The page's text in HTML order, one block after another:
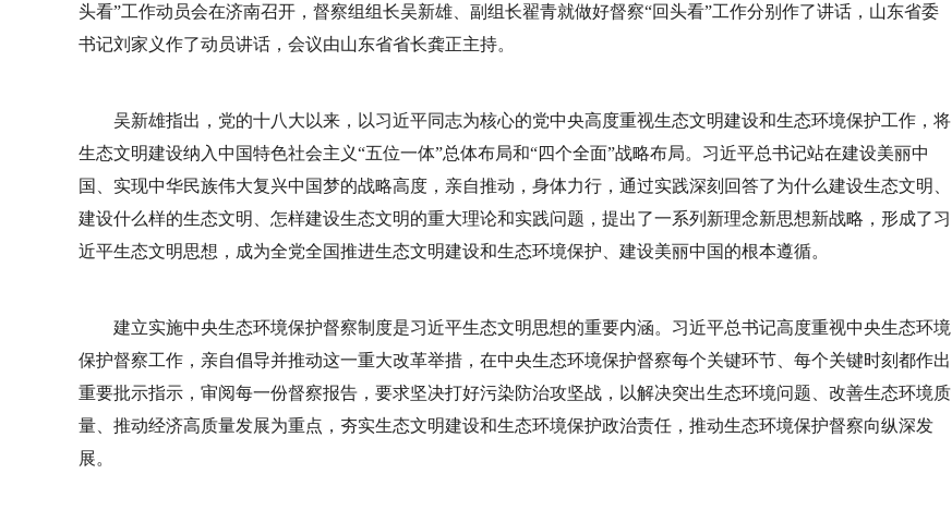
头看”工作动员会在济南召开，督察组组长吴新雄、副组长翟青就做好督察“回头看”工作分别作了讲话，山东省委
书记刘家义作了动员讲话，会议由山东省省长龚正主持。
吴新雄指出，党的十八大以来，以习近平同志为核心的党中央高度重视生态文明建设和生态环境保护工作，将
生态文明建设纳入中国特色社会主义“五位一体”总体布局和“四个全面”战略布局。习近平总书记站在建设美丽中
国、实现中华民族伟大复兴中国梦的战略高度，亲自推动，身体力行，通过实践深刻回答了为什么建设生态文明、
建设什么样的生态文明、怎样建设生态文明的重大理论和实践问题，提出了一系列新理念新思想新战略，形成了习
近平生态文明思想，成为全党全国推进生态文明建设和生态环境保护、建设美丽中国的根本遵循。
建立实施中央生态环境保护督察制度是习近平生态文明思想的重要内涵。习近平总书记高度重视中央生态环境
保护督察工作，亲自倡导并推动这一重大改革举措，在中央生态环境保护督察每个关键环节、每个关键时刻都作出
重要批示指示，审阅每一份督察报告，要求坚决打好污染防治攻坚战，以解决突出生态环境问题、改善生态环境质
量、推动经济高质量发展为重点，夯实生态文明建设和生态环境保护政治责任，推动生态环境保护督察向纵深发
展。